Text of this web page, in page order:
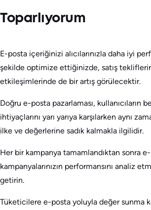
Toparlıyorum
E-posta içeriğinizi alıcılarınızla daha iyi
şekilde optimize ettiğinizde, satış
etkileşimlerinde de bir artış görülecektir.
Doğru e-posta pazarlaması, kullanıcıların
ihtiyaçlarını yarı yarıya karşılarken aynı
ilke ve değerlerine sadık kalmakla ilgilidir.
Her bir kampanya tamamlandıktan sonra
kampanyalarınızın performansını analiz
getirin.
Tüketicilere e-posta yoluyla değer sunma